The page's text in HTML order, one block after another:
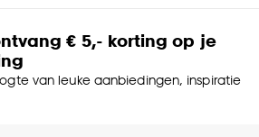
dat je deze keuze altijd nog
hiervoor onze
€ 5,- korting op je
van leuke aanbiedingen, inspiratie